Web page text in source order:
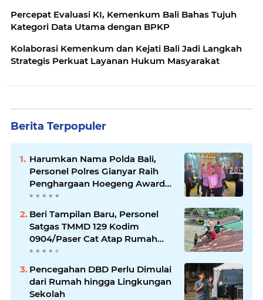
Percepat Evaluasi KI, Kemenkum Bali Bahas Tujuh
Kategori Data Utama dengan BPKP
Kolaborasi Kemenkum dan Kejati Bali Jadi Langkah
Strategis Perkuat Layanan Hukum Masyarakat
Berita Terpopuler
Harumkan Nama Polda Bali,
Personel Polres Gianyar Raih
Penghargaan Hoegeng Awards
2026
Beri Tampilan Baru, Personel
Satgas TMMD 129 Kodim
0904/Paser Cat Atap Rumah
Marbot
Pencegahan DBD Perlu Dimulai
dari Rumah hingga Lingkungan
Sekolah